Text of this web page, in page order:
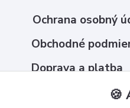
Ochrana osobný
Obchodné
Doprava a platba
Ako nakupovať ?🍪